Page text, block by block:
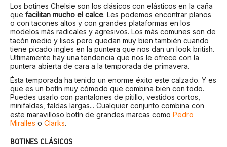
Los botines Chelsie son los clásicos con elásticos en la caña
que facilitan mucho el calce. Les podemos encontrar planos
o con tacones altos y con grandes plataformas en los
modelos más radicales y agresivos. Los más comunes son de
tacón medio y lisos pero quedan muy bien también cuando
tiene picado ingles en la puntera que nos dan un look british.
Ultimamente hay una tendencia que nos le ofrece con la
puntera abierta de cara a la temporada de primavera.
Ésta temporada ha tenido un enorme éxito este calzado. Y es
que es un botín muy cómodo que combina bien con todo.
Puedes usarlo con pantalones de pitillo, vestidos cortos,
minifaldas, faldas largas... Cualquier conjunto combina con
este maravilloso botín de grandes marcas como Pedro
Miralles o Clarks.
BOTINES CLÁSICOS